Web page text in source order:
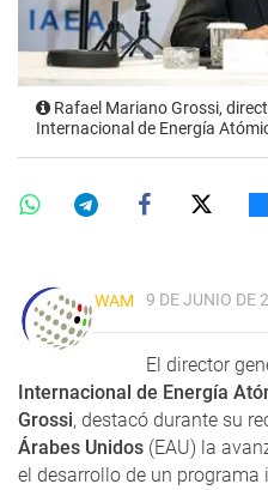
Rafael Mariano Grossi,
Internacional de Energía
WAM 9 DE JUNIO DE
El director
Internacional de Energía
Grossi, destacó durante su
Árabes Unidos (EAU) la
el desarrollo de un programa